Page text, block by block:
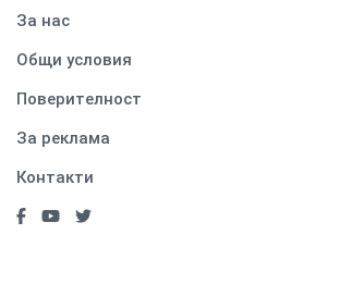
За нас
Общи условия
Поверителност
За реклама
Контакти